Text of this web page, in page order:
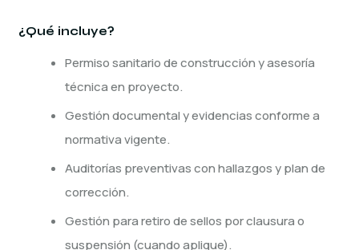
¿Qué incluye?
Permiso sanitario de construcción y asesoría
técnica en proyecto.
Gestión documental y evidencias conforme a
normativa vigente.
Auditorías preventivas con hallazgos y plan de
corrección.
Gestión para retiro de sellos por clausura o
suspensión (cuando aplique).